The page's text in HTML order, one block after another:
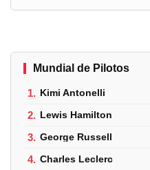
Mundial de Pilotos
1. Kimi Antonelli
2. Lewis Hamilton
3. George Russell
4. Charles Leclerc